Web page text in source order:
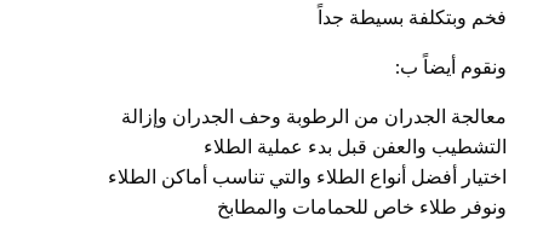
فخم وبتكلفة بسيطة جداً
ونقوم أيضاً ب:
معالجة الجدران من الرطوبة وحف الجدران وإزالة
التشطيب والعفن قبل بدء عملية الطلاء
اختيار أفضل أنواع الطلاء والتي تناسب أماكن الطلاء
ونوفر طلاء خاص للحمامات والمطابخ